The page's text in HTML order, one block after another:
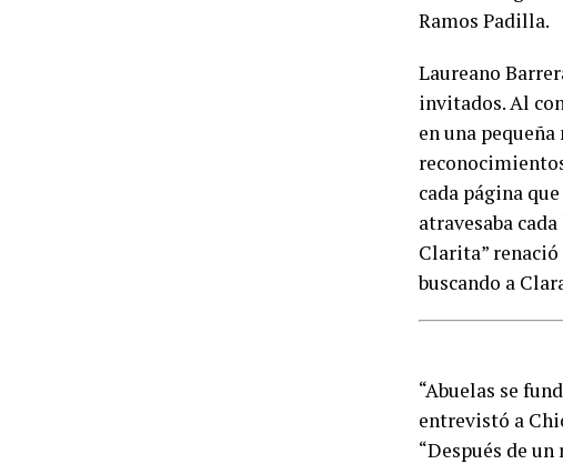
Ramos Padilla.
Laureano
invitados. Al
en una
cada página
atravesaba
Clarita”
buscando a
“Abuelas se
entrevistó a
“Después de